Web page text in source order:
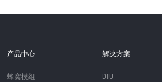
产品中心
蜂窝模组
解决方案
DTU